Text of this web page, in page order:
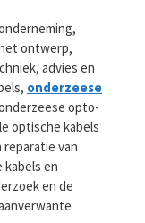
ontwerp,
advies en
onderzeese
opto-
optische kabels
van
en
en de